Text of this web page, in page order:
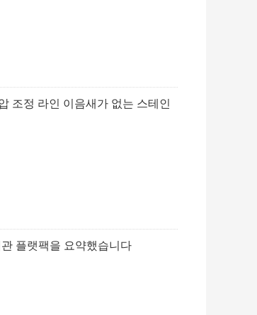
조정 라인 이음새가 없는 스테인
플랫팩을 요약했습니다